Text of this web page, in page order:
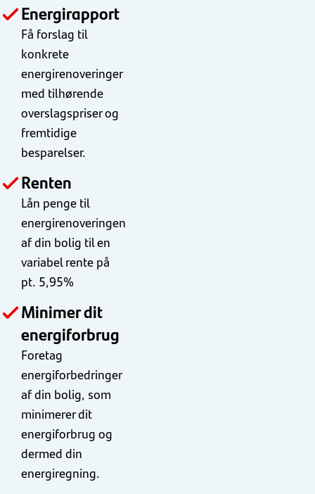
Energirapport
Få forslag til
konkrete
energirenoveringer
med tilhørende
overslagspriser og
fremtidige
besparelser.
Renten
Lån penge til
energirenoveringen
af din bolig til en
variabel rente på
pt. 5,95%
Minimer dit
energiforbrug
Foretag
energiforbedringer
af din bolig, som
minimerer dit
energiforbrug og
dermed din
energiregning.